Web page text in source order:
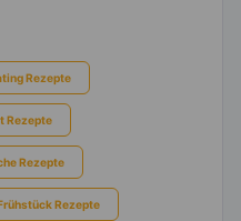
Rezepte
Rezepte
Rezepte
Rezepte